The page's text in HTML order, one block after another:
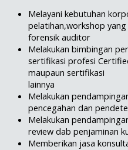
Melayani kebutuhan
pelatihan,workshop
forensik auditor
Melakukan bimbingan
sertifikasi profesi
maupaun sertifikasi
lainnya
Melakukan
pencegahan dan
Melakukan
review dab penjaminan
Memberikan jasa